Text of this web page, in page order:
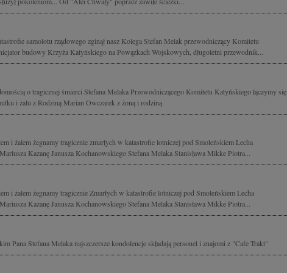
samolotu rządowego zginął nasz Kolega Stefan Melak przewodniczący Komitetu
budowy Krzyża Katyńskiego na Powązkach Wojskowych, długoletni przewodnik...
o tragicznej śmierci Stefana Melaka Przewodniczącego Komitetu Katyńskiego łączymy się
i żalu z Rodziną Marian Owczarek z żoną i rodziną
i żalem żegnamy tragicznie zmarłych w katastrofie lotniczej pod Smoleńskiem Lecha
Kazanę Janusza Kochanowskiego Stefana Melaka Stanisława Mikke Piotra...
i żalem żegnamy tragicznie Zmarłych w katastrofie lotniczej pod Smoleńskiem Lecha
Kazanę Janusza Kochanowskiego Stefana Melaka Stanisława Mikke Piotra...
Pana Stefana Melaka najszczersze kondolencje składają personel i znajomi z "Cafe Trakt"